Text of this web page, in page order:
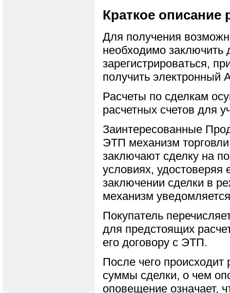
Краткое
Для получения
необходимо
зарегистрироваться,
получить электронный
Расчеты по сделкам
расчетных счетов для
Заинтересованные
ЭТП механизм
заключают сделку на
условиях,
заключении сделки в
механизм
Покупатель
для предстоящих
его договору с ЭТП.
После чего происходит
суммы сделки, о чем
оповещение означает,